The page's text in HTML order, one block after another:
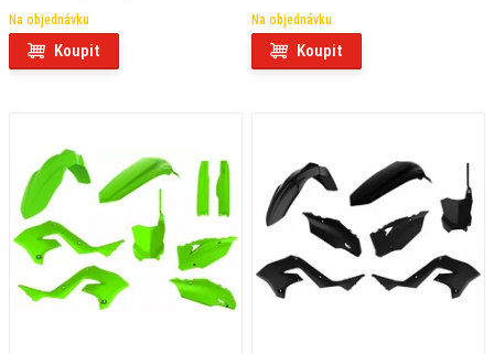
Na objednávku
Koupit
Na objednávku
Koupit